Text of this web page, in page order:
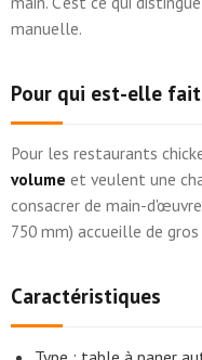
manuelle.
Pour qui est-elle
Pour les restaurants
volume et veulent une
consacrer de main-
750 mm) accueille de
Caractéristiques